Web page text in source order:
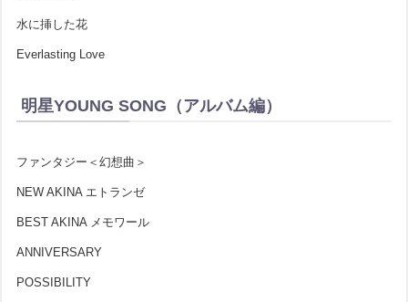
水に挿した花
Everlasting Love
明星YOUNG SONG（アルバム編）
ファンタジー＜幻想曲＞
NEW AKINA エトランゼ
BEST AKINA メモワール
ANNIVERSARY
POSSIBILITY